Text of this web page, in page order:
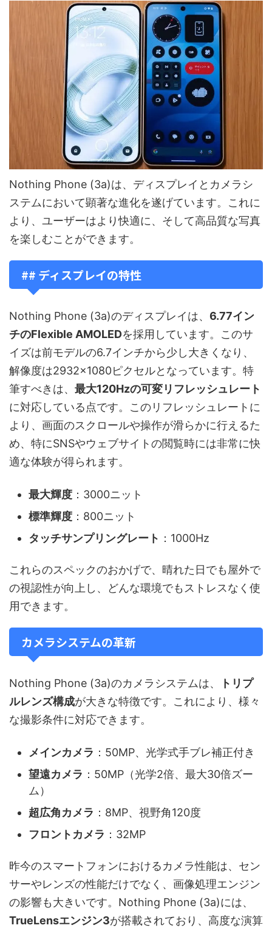
Nothing Phone (3a)は、ディスプレイとカメラシ
ステムにおいて顕著な進化を遂げています。これに
より、ユーザーはより快適に、そして高品質な写真
を楽しむことができます。
## ディスプレイの特性
Nothing Phone (3a)のディスプレイは、 6.77イン
チのFlexible AMOLEDを採用しています。このサ
イズは前モデルの6.7インチから少し大きくなり、
解像度は2932×1080ピクセルとなっています。特
筆すべきは、 最大120Hzの可変リフレッシュレート
に対応している点です。このリフレッシュレートに
より、画面のスクロールや操作が滑らかに行えるた
め、特にSNSやウェブサイトの閲覧時には非常に快
適な体験が得られます。
最大輝度 ：3000ニット
標準輝度 ：800ニット
タッチサンプリングレート ：1000Hz
これらのスペックのおかげで、晴れた日でも屋外で
の視認性が向上し、どんな環境でもストレスなく使
用できます。
カメラシステムの革新
Nothing Phone (3a)のカメラシステムは、
トリプ
ルレンズ構成が大きな特徴です。これにより、様々
な撮影条件に対応できます。
メインカメラ ：50MP、光学式手ブレ補正付き
望遠カメラ ：50MP（光学2倍、最大30倍ズー
ム）
超広角カメラ ：8MP、視野角120度
フロントカメラ ：32MP
昨今のスマートフォンにおけるカメラ性能は、セン
サーやレンズの性能だけでなく、画像処理エンジン
の影響も大きいです。Nothing Phone (3a)には、
TrueLensエンジン3が搭載されており、高度な演算